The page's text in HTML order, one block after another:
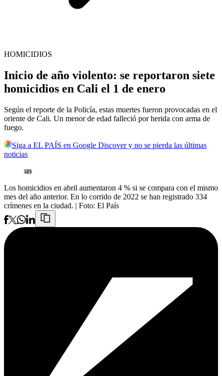
HOMICIDIOS
Inicio de año violento: se reportaron siete
homicidios en Cali el 1 de enero
Según el reporte de la Policía, estas muertes fueron provocadas en el
oriente de Cali. Un menor de edad falleció por herida con arma de
fuego.
Siga a EL PAÍS en Google Discover y no se pierda las últimas
noticias
Los homicidios en abril aumentaron 4 % si se compara con el mismo
mes del año anterior. En lo corrido de 2022 se han registrado 334
crímenes en la ciudad. | Foto: El País